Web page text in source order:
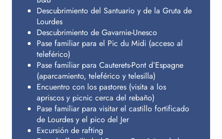
PRESUPUESTO
Descubrimiento del Santuario y de la Gruta de
Lourdes
Descubrimiento de Gavarnie-Unesco
Pase familiar para el Pic du Midi (acceso al
teleférico)
Pase familiar para Cauterets-Pont d’Espagne
(aparcamiento, teleférico y telesilla)
Encuentro con los pastores (visita a los
apriscos y picnic cerca del rebaño)
Pase familiar para visitar el castillo fortificado
de Lourdes y el pico del Jer
Excursión de rafting